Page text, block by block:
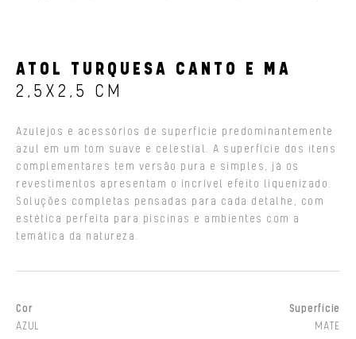
ATOL TURQUESA CANTO E MA
2,5X2,5 CM
Azulejos e acessórios de superfície predominantemente
azul em um tom suave e celestial. A superfície dos itens
complementares tem versão pura e simples, já os
revestimentos apresentam o incrível efeito liquenizado.
Soluções completas pensadas para cada detalhe, com
estética perfeita para piscinas e ambientes com a
temática da natureza.
Cor
AZUL
Superfície
MATE